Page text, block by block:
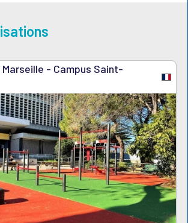
- Campus Saint-